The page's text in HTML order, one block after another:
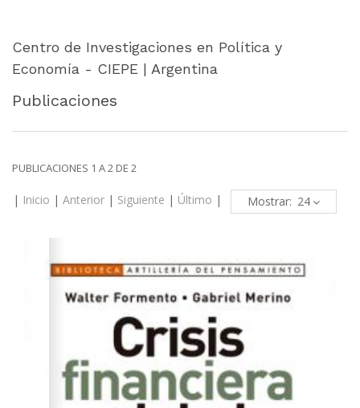
Centro de Investigaciones en Política y
Economía - CIEPE | Argentina
Publicaciones
PUBLICACIONES 1 A 2 DE 2
| Inicio | Anterior | Siguiente | Último | Mostrar: